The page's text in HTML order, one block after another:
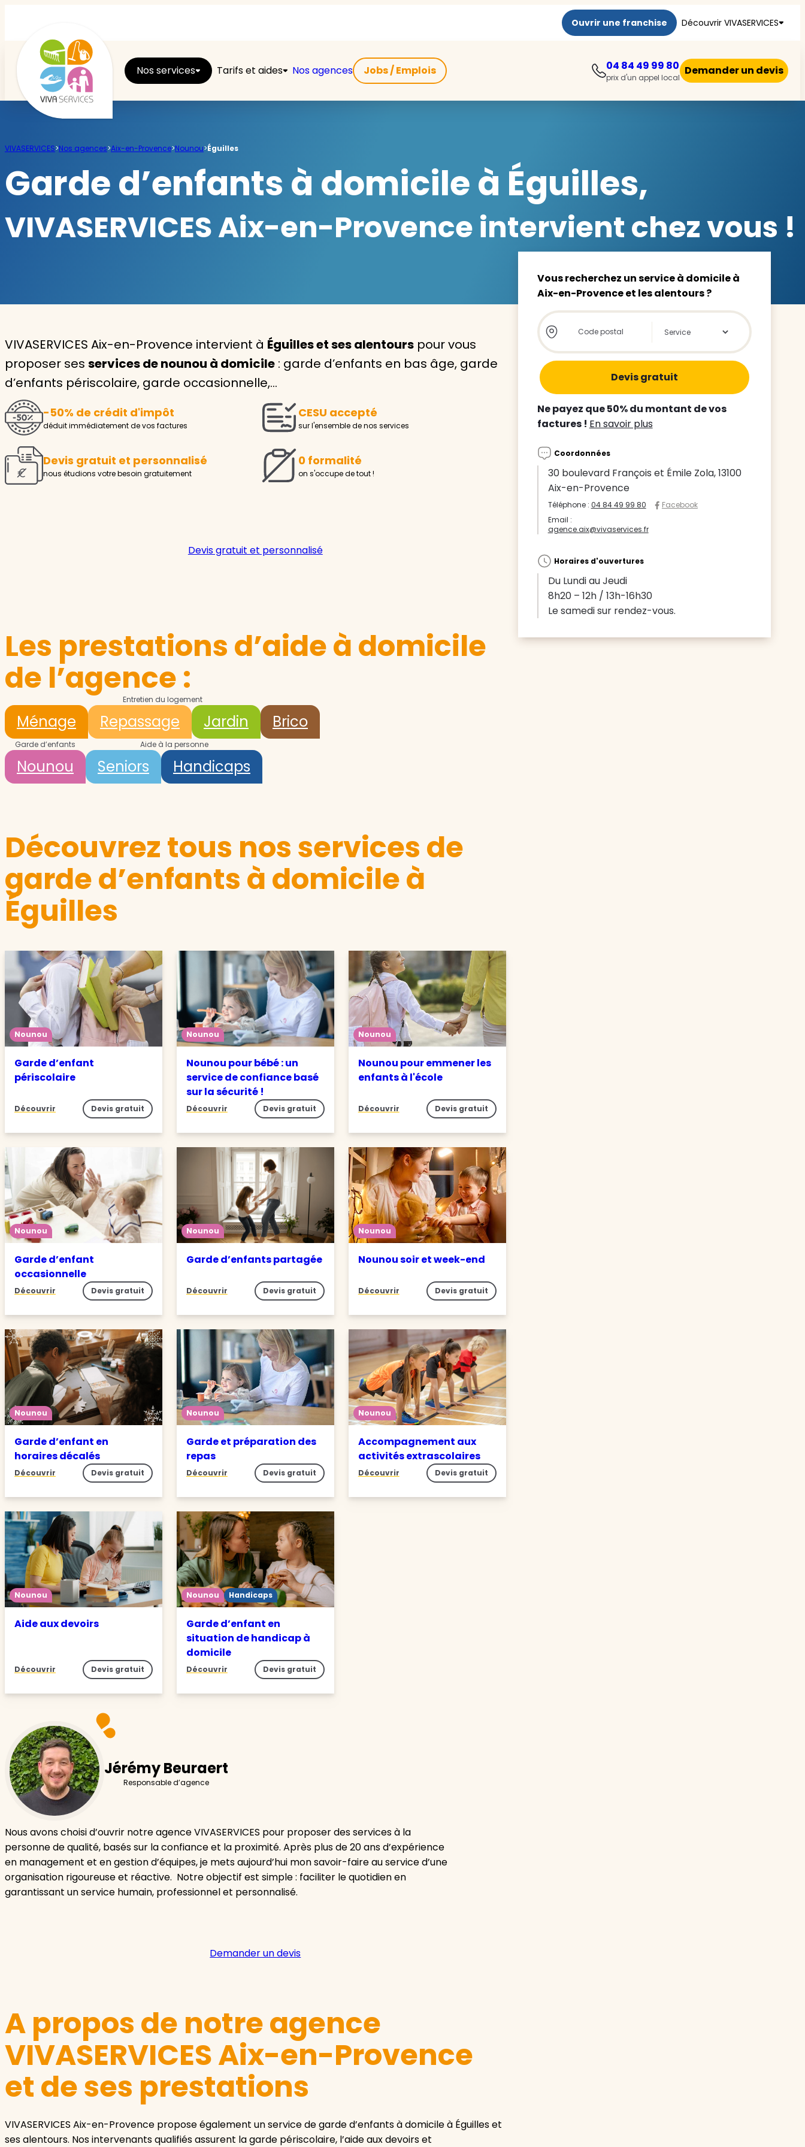
Ouvrir une franchise Découvrir VIVASERVICES
Nos services Tarifs et aides Nos agences Jobs / Emplois 04 84 49 99 80
prix d'un appel local
Demander un devis
Repassage
Jardin
Aide à la personne
Seniors
Handicaps
Voir tous les services
Avec VIVASERVICES, trouvez le
service à domicile qui vous
Pour l’entretien de votre logement, la garde de votre enfant
ou l’accompagnement d’un parent, nos intervenants à
Demander un devis gratuit
Trouver mon agence
VIVASERVICES>Nos agences>Aix-en-Provence>Nounou>Éguilles
Garde d’enfants à domicile à Éguilles,
VIVASERVICES Aix-en-Provence intervient chez vous !
VIVASERVICES Aix-en-Provence intervient à Éguilles et ses alentours pour vous
proposer ses services de nounou à domicile : garde d’enfants en bas âge, garde
d’enfants périscolaire, garde occasionnelle,…
-50% de crédit d'impôt
déduit immédiatement de vos factures
CESU accepté
sur l'ensemble de nos services
Devis gratuit et personnalisé
nous étudions votre besoin gratuitement
0 formalité
on s'occupe de tout !
Devis gratuit et personnalisé
Les prestations d’aide à domicile
de l’agence :
Entretien du logement
Ménage Repassage Jardin Brico
Garde d’enfants
Nounou
Aide à la personne
Seniors Handicaps
Découvrez tous nos services de
garde d’enfants à domicile à
Éguilles
Nounou
Garde d’enfant
périscolaire
Découvrir Devis gratuit
Nounou
Nounou pour bébé : un
service de confiance basé
sur la sécurité !
Découvrir Devis gratuit
Nounou
Nounou pour emmener les
enfants à l'école
Découvrir Devis gratuit
Nounou
Garde d’enfant
occasionnelle
Découvrir Devis gratuit
Nounou
Garde d’enfants partagée
Découvrir Devis gratuit
Nounou
Nounou soir et week-end
Découvrir Devis gratuit
Nounou
Garde d’enfant en
horaires décalés
Découvrir Devis gratuit
Nounou
Garde et préparation des
repas
Découvrir Devis gratuit
Nounou
Accompagnement aux
activités extrascolaires
Découvrir Devis gratuit
Nounou
Aide aux devoirs
Découvrir Devis gratuit
Nounou Handicaps
Garde d’enfant en
situation de handicap à
domicile
Découvrir Devis gratuit
Jérémy Beuraert
Responsable d’agence
Nous avons choisi d’ouvrir notre agence VIVASERVICES pour proposer des services à la
personne de qualité, basés sur la confiance et la proximité. Après plus de 20 ans d’expérience
en management et en gestion d’équipes, je mets aujourd’hui mon savoir-faire au service d’une
organisation rigoureuse et réactive. Notre objectif est simple : faciliter le quotidien en
garantissant un service humain, professionnel et personnalisé.
Demander un devis
A propos de notre agence
VIVASERVICES Aix-en-Provence
et de ses prestations
VIVASERVICES Aix-en-Provence propose également un service de garde d’enfants à domicile à Éguilles et
ses alentours. Nos intervenants qualifiés assurent la garde périscolaire, l’aide aux devoirs et
Vous recherchez un service à domicile à
Aix-en-Provence et les alentours ?
Store locator global - Autocompletion
Rechercher
Ne payez que 50% du montant de vos
factures ! En savoir plus
Coordonnées
30 boulevard François et Émile Zola, 13100
Aix-en-Provence
Téléphone : 04 84 49 99 80
Facebook
Email :
agence.aix@vivaservices.fr
Horaires d'ouvertures
Du Lundi au Jeudi
8h20 – 12h / 13h-16h30
Le samedi sur rendez-vous.